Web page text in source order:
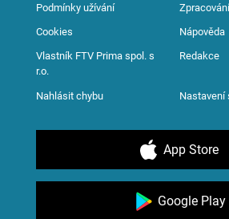
Podmínky užívání
Cookies Nápověda
Vlastník FTV Prima spol. s
r.o.
Redakce
Nahlásit chybu Nastavení
App Store
Google Play